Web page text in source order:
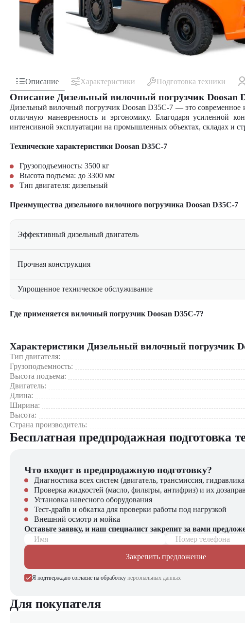
Описание Характеристики Подготовка техники
Описание Дизельный вилочный погрузчик Doosan
Дизельный вилочный погрузчик Doosan D35C-7 — это современное
отличную маневренность и эргономику. Благодаря усиленной
интенсивной эксплуатации на промышленных объектах, складах и
Технические характеристики Doosan D35C-7
Грузоподъемность: 3500 кг
Высота подъема: до 3300 мм
Тип двигателя: дизельный
Преимущества дизельного вилочного погрузчика Doosan D35C-7
Эффективный дизельный двигатель
Прочная конструкция
Упрощенное техническое обслуживание
Где применяется вилочный погрузчик Doosan D35C-7?
Строительные площадки — транспортировка материалов,
Металлургия и машиностроение — работа с металлическими
Производственные предприятия — подача сырья и готовой
Порты и терминалы — работа с грузами при разгрузке и погрузке
Почему стоит выбрать Doosan D35C-7?
Надежность проверенного бренда
Экономичная эксплуатация
Гибкость применения
Доступность запчастей и сервиса
Компания "ЦТО" – официальный дилер техники Doosan,
погрузчиков, малой складской техники, навесного оборудования,
Характеристики Дизельный вилочный погрузчик
Тип двигателя:
Грузоподъемность:
Высота подъема:
Двигатель:
Длина:
Ширина:
Высота:
Страна производитель:
Бесплатная предпродажная подготовка
Что входит в предпродажную подготовку?
Диагностика всех систем (двигатель, трансмиссия,
Проверка жидкостей (масло, фильтры, антифриз) и их
Установка навесного оборудования
Тест-драйв и обкатка для проверки работы под нагрузкой
Внешний осмотр и мойка
Оставьте заявку, и наш специалист закрепит за вами
Имя
Номер телефона
Закрепить предложение
Я подтверждаю согласие на обработку персональных данных
Для покупателя